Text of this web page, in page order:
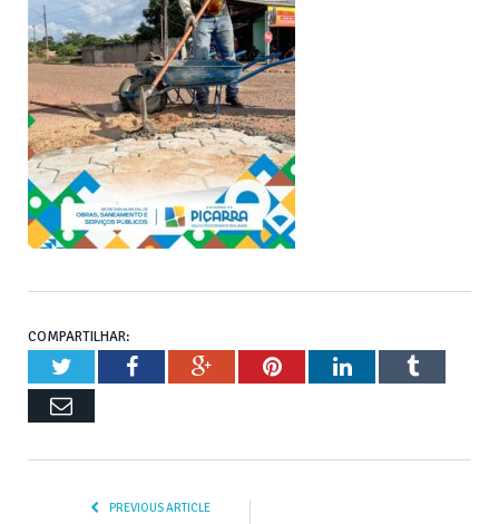
COMPARTILHAR:
TwitterFacebookGoogle+PinterestLinkedInTumblr
Email
PREVIOUS ARTICLE